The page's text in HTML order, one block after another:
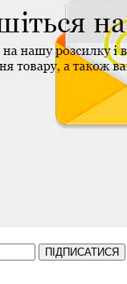
ПІДПИСАТИСЯ